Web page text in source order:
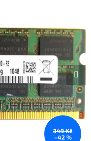
349 Kč
–42 %